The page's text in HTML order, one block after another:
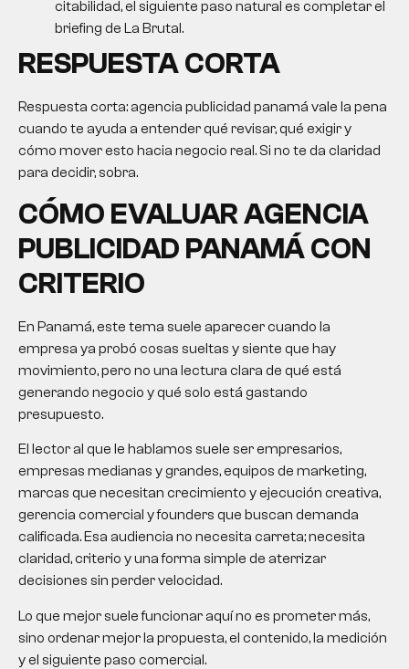
citabilidad, el siguiente paso natural es completar el
briefing de La Brutal.
RESPUESTA CORTA
Respuesta corta: agencia publicidad panamá vale la pena
cuando te ayuda a entender qué revisar, qué exigir y
cómo mover esto hacia negocio real. Si no te da claridad
para decidir, sobra.
CÓMO EVALUARAGENCIA
PUBLICIDAD PANAMÁCON
CRITERIO
En Panamá, este tema suele aparecer cuando la
empresa ya probó cosas sueltas y siente que hay
movimiento, pero no una lectura clara de qué está
generando negocio y qué solo está gastando
presupuesto.
El lector al que le hablamos suele ser empresarios,
empresas medianas y grandes, equipos de marketing,
marcas que necesitan crecimiento y ejecución creativa,
gerencia comercial y founders que buscan demanda
calificada. Esa audiencia no necesita carreta; necesita
claridad, criterio y una forma simple de aterrizar
decisiones sin perder velocidad.
Lo que mejor suele funcionar aquí no es prometer más,
sino ordenar mejor la propuesta, el contenido, la medición
y el siguiente paso comercial.